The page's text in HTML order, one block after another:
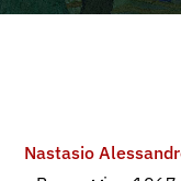
Nastasio